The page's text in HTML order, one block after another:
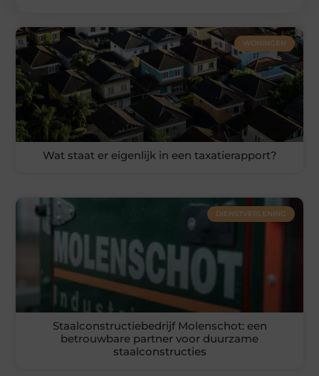
WONINGEN
Wat staat er eigenlijk in een taxatierapport?
DIENSTVERLENING
Staalconstructiebedrijf Molenschot: een
betrouwbare partner voor duurzame
staalconstructies